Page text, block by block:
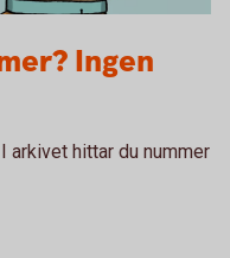
Ingen
arkivet hittar du nummer